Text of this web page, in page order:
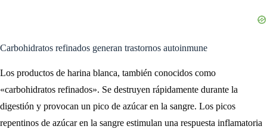
Carbohidratos refinados generan trastornos autoinmune
Los productos de harina blanca, también conocidos como
«carbohidratos refinados». Se destruyen rápidamente durante la
digestión y provocan un pico de azúcar en la sangre. Los picos
repentinos de azúcar en la sangre estimulan una respuesta inflamatoria